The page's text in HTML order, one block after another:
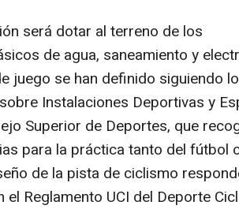
será dotar al terreno de los
de agua, saneamiento y
juego se han definido siguiendo
Instalaciones Deportivas y
Superior de Deportes, que
para la práctica tanto del fútbol
de la pista de ciclismo
Reglamento UCI del Deporte